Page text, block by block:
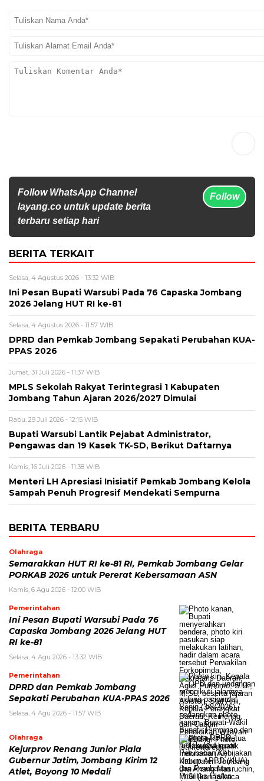
Follow WhatsApp Channel
layang.co untuk update berita
terbaru setiap hari
Follow
BERITA TERKAIT
Selasa, 4 Agustus 2026 - 13:32 WIB
Ini Pesan Bupati Warsubi Pada 76 Capaska Jombang
2026 Jelang HUT RI ke-81
Selasa, 4 Agustus 2026 - 11:57 WIB
DPRD dan Pemkab Jombang Sepakati Perubahan KUA-
PPAS 2026
Jumat, 31 Juli 2026 - 11:37 WIB
MPLS Sekolah Rakyat Terintegrasi 1 Kabupaten
Jombang Tahun Ajaran 2026/2027 Dimulai
Rabu, 29 Juli 2026 - 12:15 WIB
Bupati Warsubi Lantik Pejabat Administrator,
Pengawas dan 19 Kasek TK-SD, Berikut Daftarnya
Kamis, 16 Juli 2026 - 11:38 WIB
Menteri LH Apresiasi Inisiatif Pemkab Jombang Kelola
Sampah Penuh Progresif Mendekati Sempurna
BERITA TERBARU
Olahraga
Semarakkan HUT RI ke-81 RI, Pemkab Jombang Gelar
PORKAB 2026 untuk Pererat Kebersamaan ASN
Kamis, 6 Agu 2026 - 12:00 WIB
Pemerintahan
Ini Pesan Bupati Warsubi Pada 76
Capaska Jombang 2026 Jelang HUT
RI ke-81
Selasa, 4 Agu 2026 - 13:32 WIB
Pemerintahan
DPRD dan Pemkab Jombang
Sepakati Perubahan KUA-PPAS 2026
Selasa, 4 Agu 2026 - 11:57 WIB
Olahraga
Kejurprov Renang Junior Piala
Gubernur Jatim, Jombang Kirim 12
Atlet, Boyong 10 Medali